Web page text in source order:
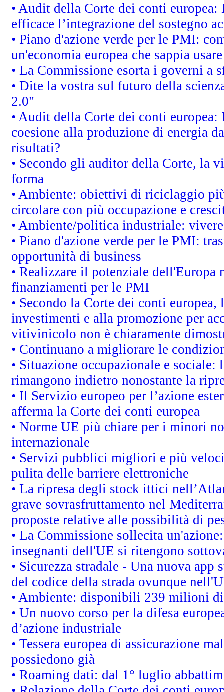
• Audit della Corte dei conti
efficace l’integrazione del sostegno
• Piano d'azione verde per le PMI:
un'economia europea che sappia
• La Commissione esorta i governi
• Dite la vostra sul futuro della
2.0"
• Audit della Corte dei conti
coesione alla produzione di energia
risultati?
• Secondo gli auditor della Corte, la
forma
• Ambiente: obiettivi di riciclaggio
circolare con più occupazione e
• Ambiente/politica industriale:
• Piano d'azione verde per le PMI:
opportunità di business
• Realizzare il potenziale
finanziamenti per le PMI
• Secondo la Corte dei conti
investimenti e alla promozione per
vitivinicolo non è chiaramente
• Continuano a migliorare le
• Situazione occupazionale e
rimangono indietro nonostante la
• Il Servizio europeo per l’azione
afferma la Corte dei conti europea
• Norme UE più chiare per i minori
internazionale
• Servizi pubblici migliori e più
pulita delle barriere elettroniche
• La ripresa degli stock ittici
grave sovrasfruttamento nel
proposte relative alle possibilità di
• La Commissione sollecita
insegnanti dell'UE si ritengono
• Sicurezza stradale - Una nuova
del codice della strada ovunque
• Ambiente: disponibili 239 milioni
• Un nuovo corso per la difesa
d’azione industriale
• Tessera europea di assicurazione
possiedono già
• Roaming dati: dal 1° luglio